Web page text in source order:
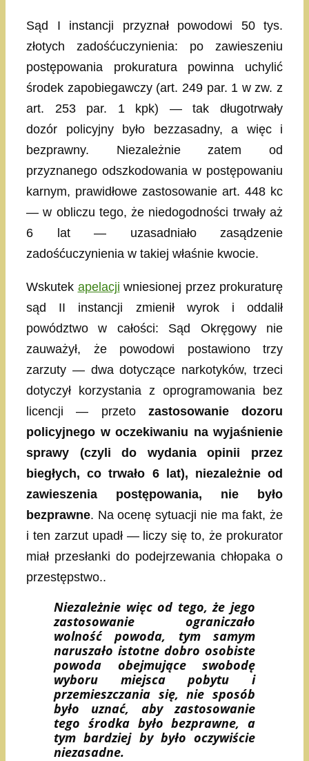
Sąd I instancji przyznał powodowi 50 tys.
złotych zadośćuczynienia: po zawieszeniu
postępowania prokuratura powinna uchylić
środek zapobiegawczy (art. 249 par. 1 w zw. z
art. 253 par. 1 kpk) — tak długotrwały
dozór policyjny było bezzasadny, a więc i
bezprawny. Niezależnie zatem od
przyznanego odszkodowania w postępowaniu
karnym, prawidłowe zastosowanie art. 448 kc
— w obliczu tego, że niedogodności trwały aż
6 lat — uzasadniało zasądzenie
zadośćuczynienia w takiej właśnie kwocie.
Wskutek apelacji wniesionej przez prokuraturę
sąd II instancji zmienił wyrok i oddalił
powództwo w całości: Sąd Okręgowy nie
zauważył, że powodowi postawiono trzy
zarzuty — dwa dotyczące narkotyków, trzeci
dotyczył korzystania z oprogramowania bez
licencji — przeto zastosowanie dozoru
policyjnego w oczekiwaniu na wyjaśnienie
sprawy (czyli do wydania opinii przez
biegłych, co trwało 6 lat), niezależnie od
zawieszenia postępowania, nie było
bezprawne. Na ocenę sytuacji nie ma fakt, że
i ten zarzut upadł — liczy się to, że prokurator
miał przesłanki do podejrzewania chłopaka o
przestępstwo..
Niezależnie więc od tego, że jego
zastosowanie ograniczało
wolność powoda, tym samym
naruszało istotne dobro osobiste
powoda obejmujące swobodę
wyboru miejsca pobytu i
przemieszczania się, nie sposób
było uznać, aby zastosowanie
tego środka było bezprawne, a
tym bardziej by było oczywiście
niezasadne.